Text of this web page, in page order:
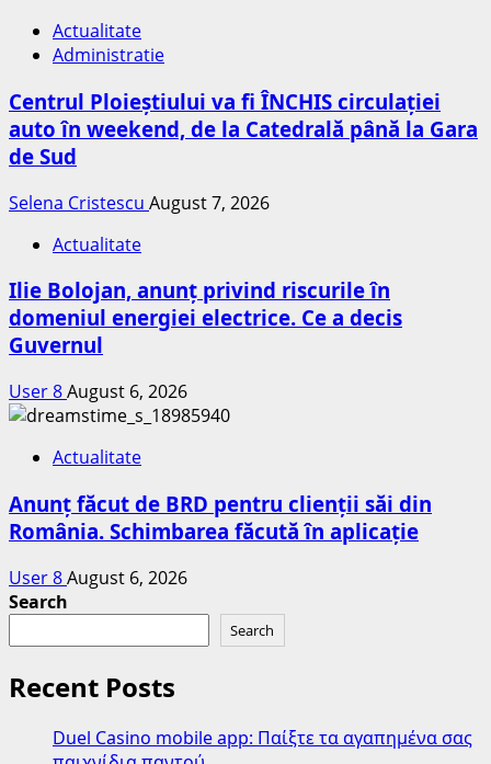
Actualitate
Administratie
Centrul Ploieștiului va fi ÎNCHIS circulației
auto în weekend, de la Catedrală până la Gara
de Sud
Selena Cristescu August 7, 2026
Actualitate
Ilie Bolojan, anunț privind riscurile în
domeniul energiei electrice. Ce a decis
Guvernul
User 8August 6, 2026
Actualitate
Anunț făcut de BRD pentru clienții săi din
România. Schimbarea făcută în aplicație
User 8August 6, 2026
Search
Search
Recent Posts
Duel Casino mobile app: Παίξτε τα αγαπημένα σας